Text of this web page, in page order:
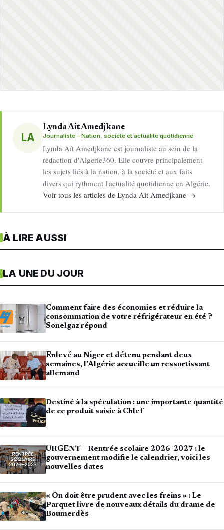
LA
Lynda Ait Amedjkane
Journaliste – Nation, société et actualité quotidienne
Lynda Aït Amedjkane est journaliste au sein de la
rédaction d'Algerie360. Elle couvre principalement
les sujets liés à la nation, à la société et aux faits
divers qui rythment l'actualité quotidienne en Algérie.
Voir tous les articles de Lynda Ait Amedjkane →
À LIRE AUSSI
LA UNE DU JOUR
Comment faire des économies et réduire la
consommation de votre réfrigérateur en été ?
Sonelgaz répond
Enlevé au Niger et détenu pendant deux
semaines, l’Algérie accueille un ressortissant
allemand
Destiné à la spéculation : une importante quantité
de ce produit saisie à Chlef
URGENT – Rentrée scolaire 2026-2027 : le
gouvernement modifie le calendrier, voici les
nouvelles dates
« On doit être prudent avec les freins » : Le
Parquet livre de nouveaux détails du drame de
Boumerdès